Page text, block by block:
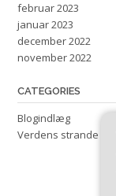
februar 2023
januar 2023
december 2022
november 2022
CATEGORIES
Blogindlæg
Verdens strande